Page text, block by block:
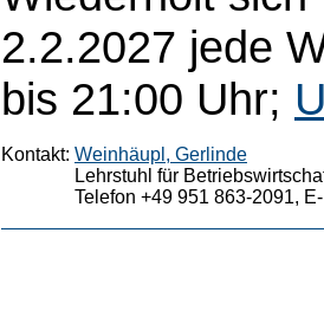
2.2.2027 jede
bis 21:00 Uhr;
Kontakt: Weinhäupl, Gerlinde
Lehrstuhl für
Telefon +49 951 863-2091,